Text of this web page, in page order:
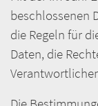
beschlossenen
die Regeln für
Daten, die